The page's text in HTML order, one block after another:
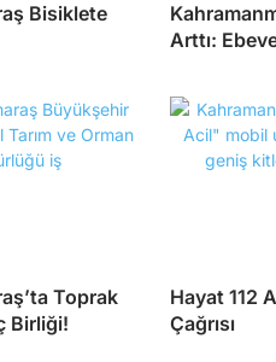
Bisiklete
Arttı:
Toprak
Birliği!
Hayat 112
Çağrısı